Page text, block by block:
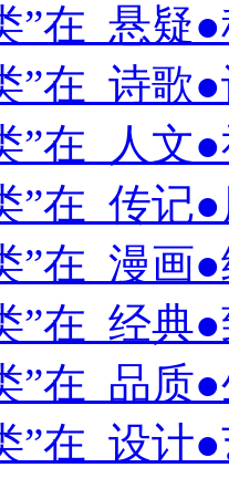
”在 悬疑
”在 诗歌
”在 人文
”在 传记
”在 漫画
”在 经典
”在 品质
”在 设计